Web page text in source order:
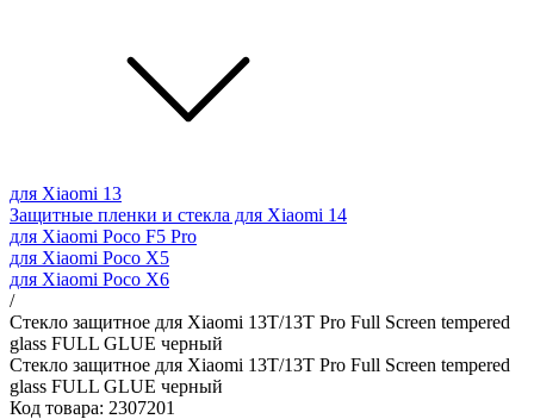
для Xiaomi 13
Защитные пленки и стекла для Xiaomi 14
для Xiaomi Poco F5 Pro
для Xiaomi Poco X5
для Xiaomi Poco X6
/
Стекло защитное для Xiaomi 13T/13T Pro Full Screen tempered
glass FULL GLUE черный
Стекло защитное для Xiaomi 13T/13T Pro Full Screen tempered
glass FULL GLUE черный
Код товара: 2307201